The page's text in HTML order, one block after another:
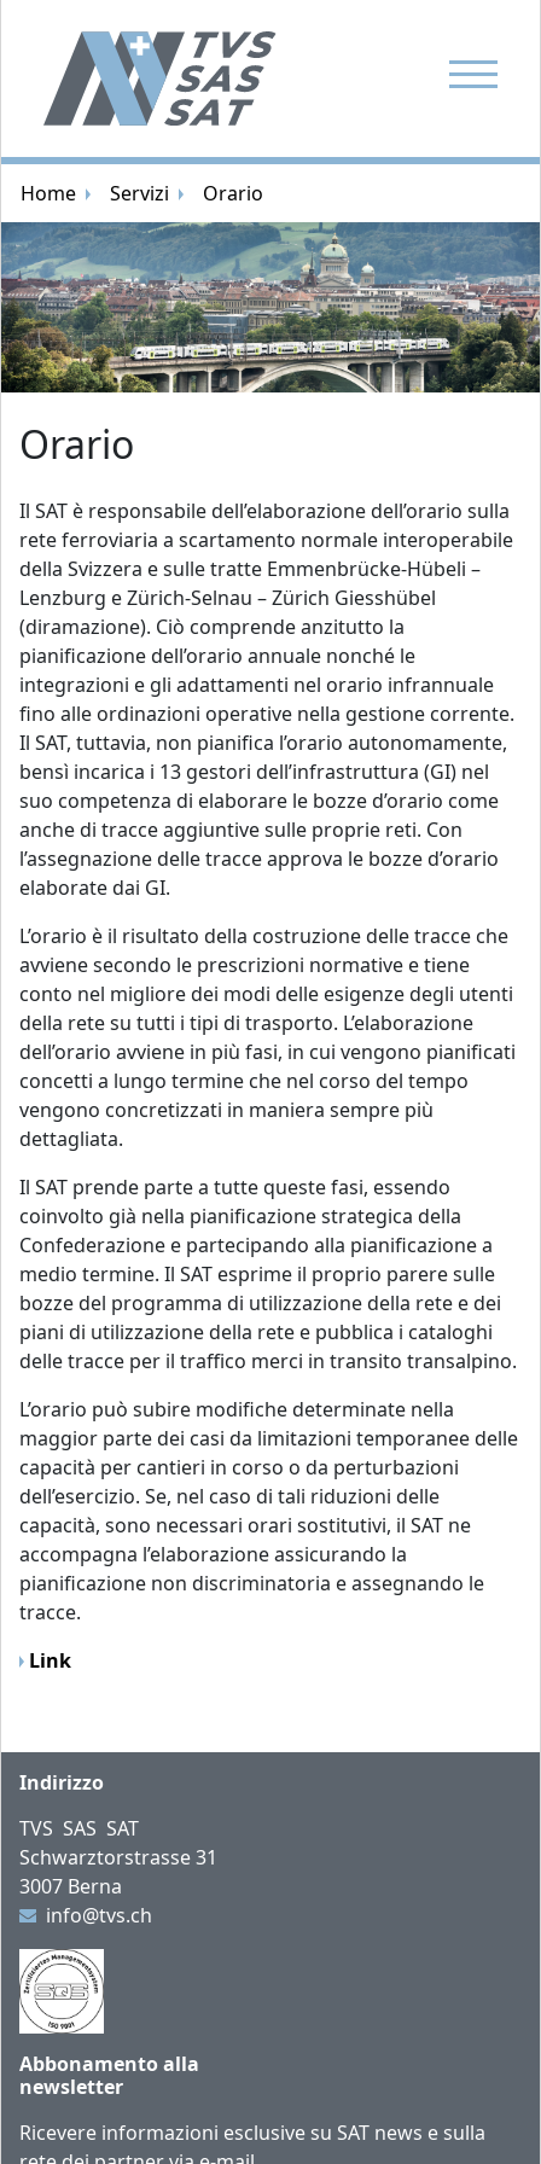
Mostra la
Home Servizi Orario
Immagine casuale
Orario
Il SAT è responsabile dell’elaborazione dell’orario sulla
rete ferroviaria a scartamento normale interoperabile
della Svizzera e sulle tratte Emmenbrücke-Hübeli –
Lenzburg e Zürich-Selnau – Zürich Giesshübel
(diramazione). Ciò comprende anzitutto la
pianificazione dell’orario annuale nonché le
integrazioni e gli adattamenti nel orario infrannuale
fino alle ordinazioni operative nella gestione corrente.
Il SAT, tuttavia, non pianifica l’orario autonomamente,
bensì incarica i 13 gestori dell’infrastruttura (GI) nel
suo competenza di elaborare le bozze d’orario come
anche di tracce aggiuntive sulle proprie reti. Con
l’assegnazione delle tracce approva le bozze d’orario
elaborate dai GI.
L’orario è il risultato della costruzione delle tracce che
avviene secondo le prescrizioni normative e tiene
conto nel migliore dei modi delle esigenze degli utenti
della rete su tutti i tipi di trasporto. L’elaborazione
dell’orario avviene in più fasi, in cui vengono pianificati
concetti a lungo termine che nel corso del tempo
vengono concretizzati in maniera sempre più
dettagliata.
Il SAT prende parte a tutte queste fasi, essendo
coinvolto già nella pianificazione strategica della
Confederazione e partecipando alla pianificazione a
medio termine. Il SAT esprime il proprio parere sulle
bozze del programma di utilizzazione della rete e dei
piani di utilizzazione della rete e pubblica i cataloghi
delle tracce per il traffico merci in transito transalpino.
L’orario può subire modifiche determinate nella
maggior parte dei casi da limitazioni temporanee delle
capacità per cantieri in corso o da perturbazioni
dell’esercizio. Se, nel caso di tali riduzioni delle
capacità, sono necessari orari sostitutivi, il SAT ne
accompagna l’elaborazione assicurando la
pianificazione non discriminatoria e assegnando le
tracce.
Link
Piè di pagina
Indirizzo
TVS SAS SAT
Schwarztorstrasse 31
3007 Berna
info@tvs.ch
Abbonamento alla
newsletter
Ricevere informazioni esclusive su SAT news e sulla